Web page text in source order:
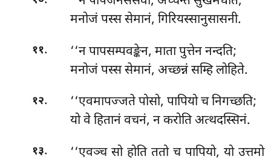
मनोजं पस्स सेमानं, गिरियस्सानुसासनी.
११.
‘‘न पापसम्पवङ्केन, माता पुत्तेन नन्दति;
मनोजं पस्स सेमानं, अच्छन्नं सम्हि लोहिते.
१२.
‘‘एवमापज्जते पोसो, पापियो च निगच्छति;
यो वे हितानं वचनं, न करोति अत्थदस्सिनं.
१३.
‘‘एवञ्च सो होति ततो च पापियो, यो उत्तमो